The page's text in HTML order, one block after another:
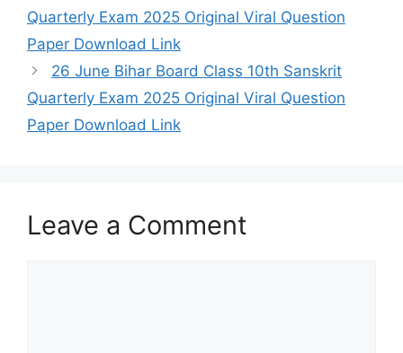
Quarterly Exam 2025 Original Viral Question
Paper Download Link
26 June Bihar Board Class 10th Sanskrit
Quarterly Exam 2025 Original Viral Question
Paper Download Link
Leave a Comment